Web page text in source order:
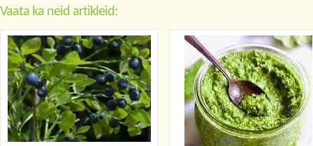
Vaata ka neid artikleid: